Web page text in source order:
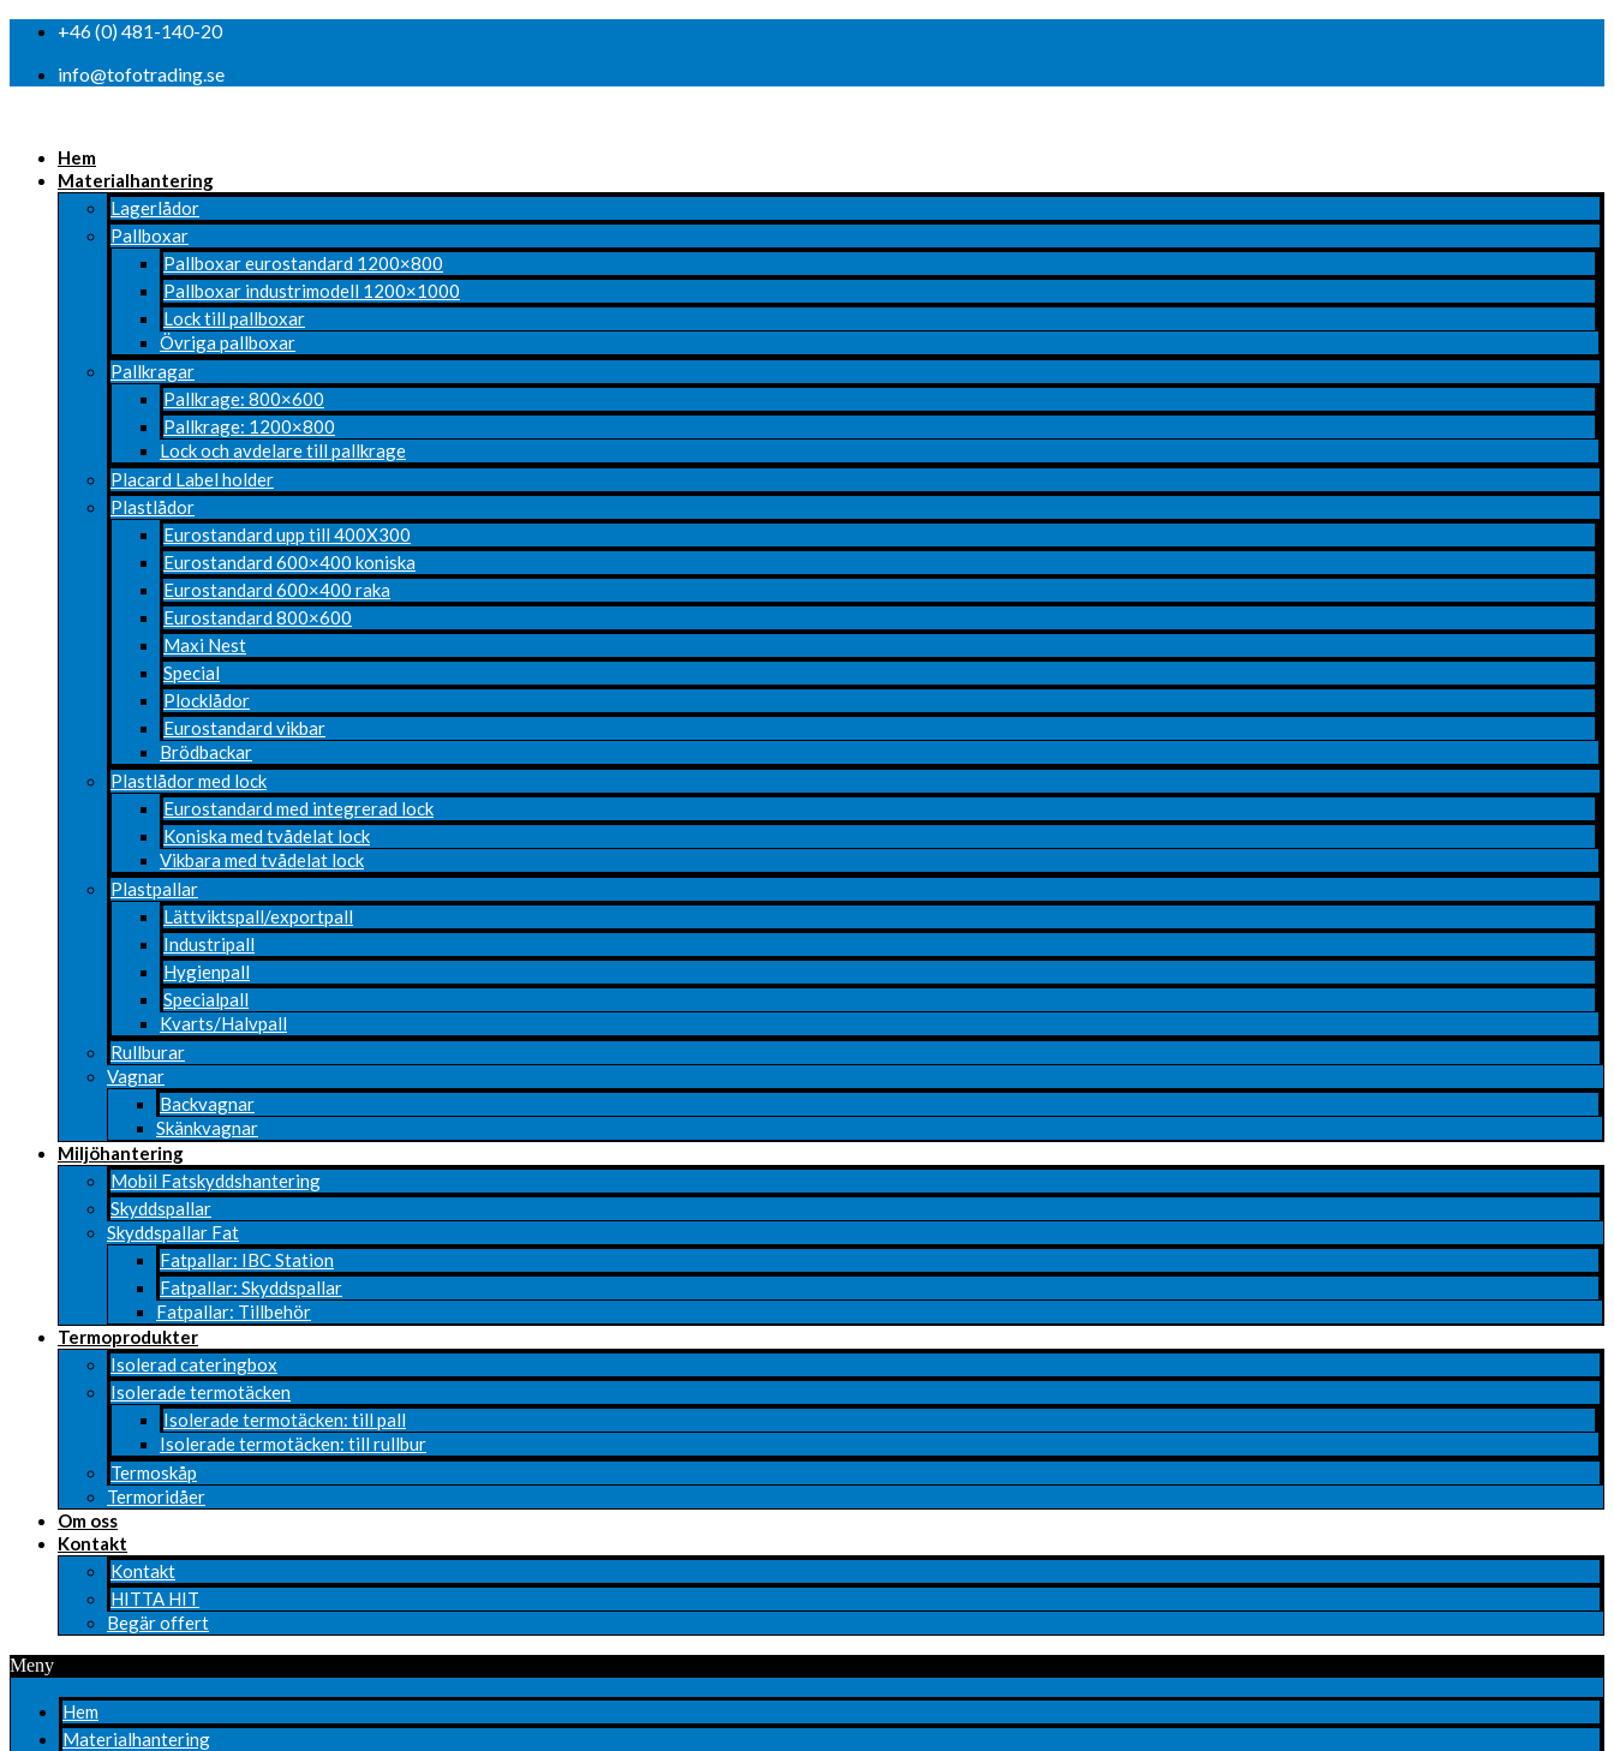
+46 (0) 481-140-20
info@tofotrading.se
Hem
Materialhantering
Lagerlådor
Pallboxar
Pallboxar eurostandard 1200×800
Pallboxar industrimodell 1200×1000
Lock till pallboxar
Övriga pallboxar
Pallkragar
Pallkrage: 800×600
Pallkrage: 1200×800
Lock och avdelare till pallkrage
Placard Label holder
Plastlådor
Eurostandard upp till 400X300
Eurostandard 600×400 koniska
Eurostandard 600×400 raka
Eurostandard 800×600
Maxi Nest
Special
Plocklådor
Eurostandard vikbar
Brödbackar
Plastlådor med lock
Eurostandard med integrerad lock
Koniska med tvådelat lock
Vikbara med tvådelat lock
Plastpallar
Lättviktspall/exportpall
Industripall
Hygienpall
Specialpall
Kvarts/Halvpall
Rullburar
Vagnar
Backvagnar
Skänkvagnar
Miljöhantering
Mobil Fatskyddshantering
Skyddspallar
Skyddspallar Fat
Fatpallar: IBC Station
Fatpallar: Skyddspallar
Fatpallar: Tillbehör
Termoprodukter
Isolerad cateringbox
Isolerade termotäcken
Isolerade termotäcken: till pall
Isolerade termotäcken: till rullbur
Termoskåp
Termoridåer
Om oss
Kontakt
Kontakt
HITTA HIT
Begär offert
Meny
Hem
Materialhantering